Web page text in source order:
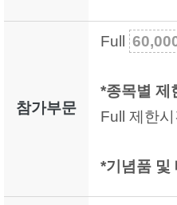
참가부문
Full
*종목별 제
Full 제한
*기념품 및